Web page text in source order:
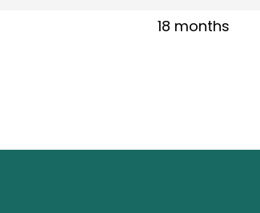
18 months